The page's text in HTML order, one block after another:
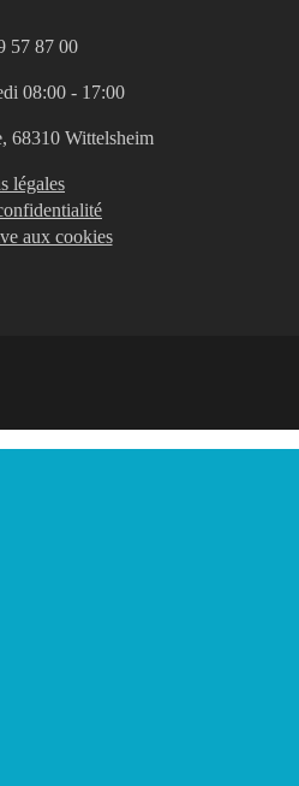
57 87 00
08:00 - 17:00
68310 Wittelsheim
légales
aux cookies